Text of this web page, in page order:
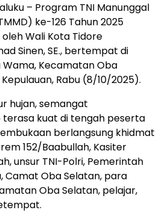
– Program TNI Manunggal
ke-126 Tahun 2025
Wali Kota Tidore
Sinen, SE., bertempat di
Wama, Kecamatan Oba
Rabu (8/10/2025).
hujan, semangat
kuat di tengah peserta
berlangsung khidmat
152/Baabullah, Kasiter
unsur TNI-Polri, Pemerintah
Camat Oba Selatan, para
Oba Selatan, pelajar,